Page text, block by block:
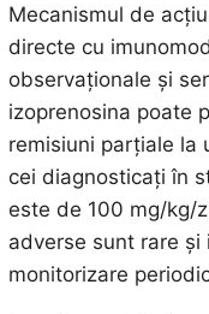
Mecanismul de
directe cu
observaționale și
izoprenosina poate
remisiuni parțiale la
cei diagnosticați în
este de 100 mg/kg/
adverse sunt rare și
monitorizare